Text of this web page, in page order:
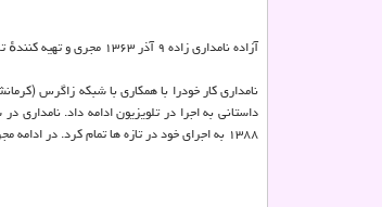
آزاده نامداری زاده ۹ آذر ۱۳۶۳ مجری و تهیه کنندهٔ تلویزیون ایرانی بود. او با اجرا در برنامه تازه ها در سیمای خانواده به شهرت رسید.
نامداری کار خودرا با همکاری با شبکه زاگرس
۱۳۸۸ به اجرای خود در تازه ها تمام کرد. در ادامه مجری برنامه غیرمنتظره شد.